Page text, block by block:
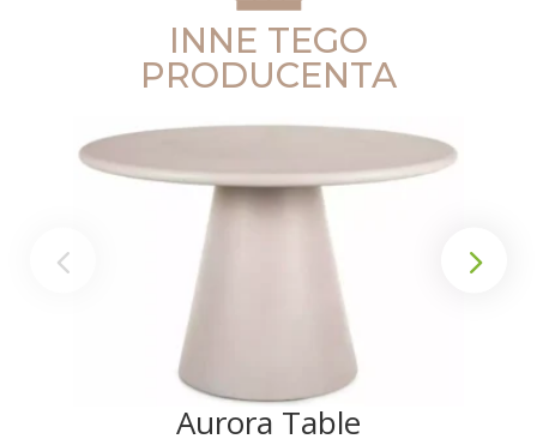
INNE TEGO
PRODUCENTA
Aurora Table